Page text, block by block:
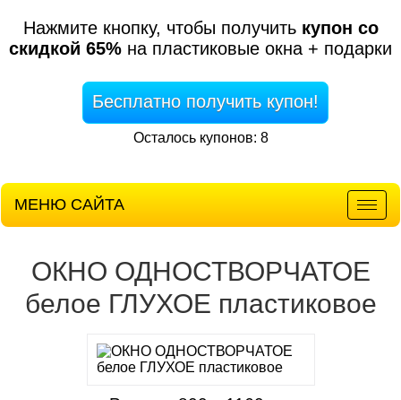
Нажмите кнопку, чтобы получить купон со
скидкой 65% на пластиковые окна + подарки
Бесплатно получить купон!
Осталось купонов: 8
МЕНЮ САЙТА
ОКНО ОДНОСТВОРЧАТОЕ
белое ГЛУХОЕ пластиковое